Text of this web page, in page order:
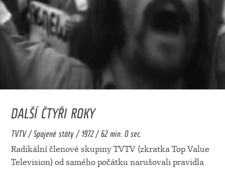
DALŠÍ ČTYŘI ROKY
TVTV / Spojené státy / 1972 / 62 min. 0 sec.
Radikální členové skupiny TVTV (zkratka Top Value
Television) od samého počátku narušovali pravidla